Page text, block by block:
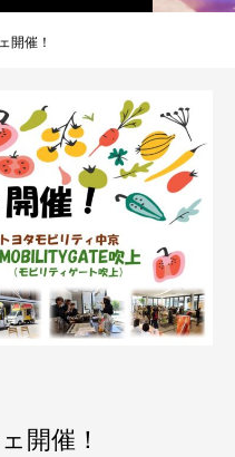
開催！
開催！